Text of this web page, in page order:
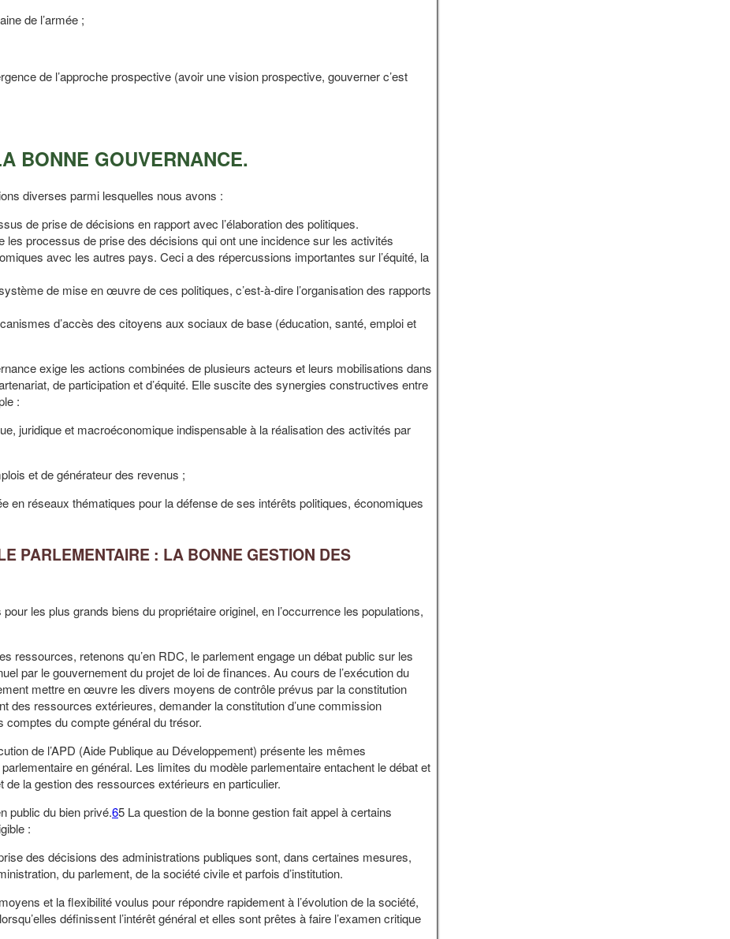
de l’armée ;
de l’approche prospective (avoir une vision prospective, gouverner c’est
BONNE GOUVERNANCE.
diverses parmi lesquelles nous avons :
de prise de décisions en rapport avec l’élaboration des politiques.
les processus de prise des décisions qui ont une incidence sur les activités
avec les autres pays. Ceci a des répercussions importantes sur l’équité, la
de mise en œuvre de ces politiques, c’est-à-dire l’organisation des rapports
d’accès des citoyens aux sociaux de base (éducation, santé, emploi et
exige les actions combinées de plusieurs acteurs et leurs mobilisations dans
de participation et d’équité. Elle suscite des synergies constructives entre
:
juridique et macroéconomique indispensable à la réalisation des activités par
et de générateur des revenus ;
en réseaux thématiques pour la défense de ses intérêts politiques, économiques
PARLEMENTAIRE : LA BONNE GESTION DES
les plus grands biens du propriétaire originel, en l’occurrence les populations,
ressources, retenons qu’en RDC, le parlement engage un débat public sur les
par le gouvernement du projet de loi de finances. Au cours de l’exécution du
mettre en œuvre les divers moyens de contrôle prévus par la constitution
des ressources extérieures, demander la constitution d’une commission
comptes du compte général du trésor.
de l’APD (Aide Publique au Développement) présente les mêmes
en général. Les limites du modèle parlementaire entachent le débat et
de la gestion des ressources extérieurs en particulier.
public du bien privé.65 La question de la bonne gestion fait appel à certains
:
des décisions des administrations publiques sont, dans certaines mesures,
du parlement, de la société civile et parfois d’institution.
et la flexibilité voulus pour répondre rapidement à l’évolution de la société,
définissent l’intérêt général et elles sont prêtes à faire l’examen critique